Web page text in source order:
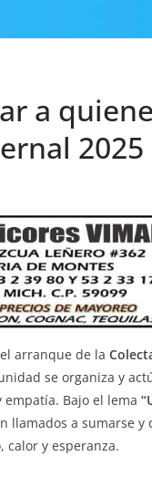
a
2025
arranque de la
se organiza y
Bajo el lema
llamados a sumarse
y esperanza.